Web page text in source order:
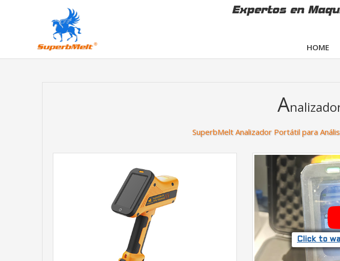
Expertos en
HOME
A
SuperbMelt Analizador Portátil para
Click to